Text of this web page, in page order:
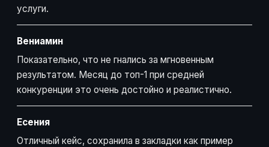
услуги.
Вениамин
Показательно, что не гнались за мгновенным
результатом. Месяц до топ-1 при средней
конкуренции это очень достойно и реалистично.
Есения
Отличный кейс, сохранила в закладки как пример